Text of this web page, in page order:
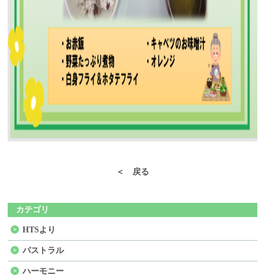
＜ 戻る
カテゴリ
HTSより
パストラル
ハーモニー